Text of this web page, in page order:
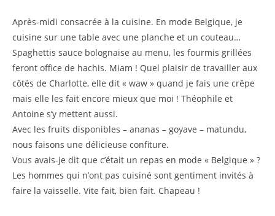
Après-midi consacrée à la cuisine. En mode Belgique, je
cuisine sur une table avec une planche et un couteau…
Spaghettis sauce bolognaise au menu, les fourmis grillées
feront office de hachis. Miam ! Quel plaisir de travailler aux
côtés de Charlotte, elle dit « waw » quand je fais une crêpe
mais elle les fait encore mieux que moi ! Théophile et
Antoine s’y mettent aussi.
Avec les fruits disponibles – ananas – goyave – matundu,
nous faisons une délicieuse confiture.
Vous avais-je dit que c’était un repas en mode « Belgique » ?
Les hommes qui n’ont pas cuisiné sont gentiment invités à
faire la vaisselle. Vite fait, bien fait. Chapeau !